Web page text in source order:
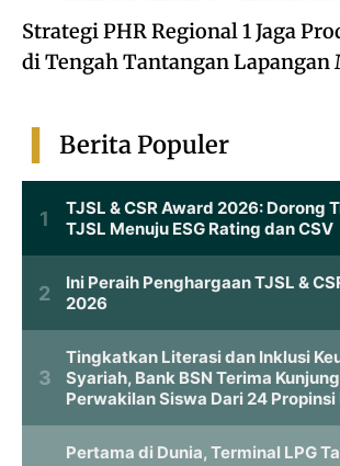
Strategi PHR Regional 1 Jaga
di Tengah Tantangan Lapangan
Berita Populer